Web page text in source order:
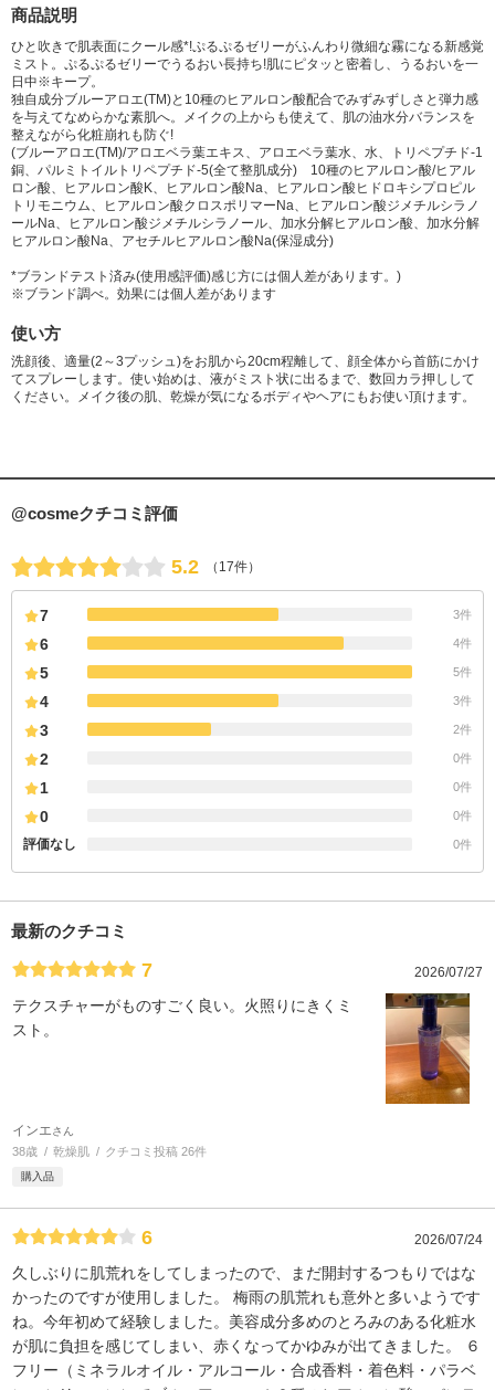
商品説明
ひと吹きで肌表面にクール感*!ぷるぷるゼリーがふんわり微細な霧になる新感覚
ミスト。ぷるぷるゼリーでうるおい長持ち!肌にピタッと密着し、うるおいを一
日中※キープ。
独自成分ブルーアロエ(TM)と10種のヒアルロン酸配合でみずみずしさと弾力感
を与えてなめらかな素肌へ。メイクの上からも使えて、肌の油水分バランスを
整えながら化粧崩れも防ぐ!
(ブルーアロエ(TM)/アロエベラ葉エキス、アロエベラ葉水、水、トリペプチド-1
銅、パルミトイルトリペプチド-5(全て整肌成分) 10種のヒアルロン酸/ヒアル
ロン酸、ヒアルロン酸K、ヒアルロン酸Na、ヒアルロン酸ヒドロキシプロピル
トリモニウム、ヒアルロン酸クロスポリマーNa、ヒアルロン酸ジメチルシラノ
ールNa、ヒアルロン酸ジメチルシラノール、加水分解ヒアルロン酸、加水分解
ヒアルロン酸Na、アセチルヒアルロン酸Na(保湿成分)
*ブランドテスト済み(使用感評価)感じ方には個人差があります。)
※ブランド調べ。効果には個人差があります
使い方
洗顔後、適量(2～3プッシュ)をお肌から20cm程離して、顔全体から首筋にかけ
てスプレーします。使い始めは、液がミスト状に出るまで、数回カラ押しして
ください。メイク後の肌、乾燥が気になるボディやヘアにもお使い頂けます。
@cosmeクチコミ評価
5.2 （17件）
7 3件
6 4件
5 5件
4 3件
3 2件
2 0件
1 0件
0 0件
評価なし 0件
最新のクチコミ
7 2026/07/27
テクスチャーがものすごく良い。火照りにきくミ
スト。
インエさん
38歳 乾燥肌 クチコミ投稿 26件
購入品
6 2026/07/24
久しぶりに肌荒れをしてしまったので、まだ開封するつもりではな
かったのですが使用しました。 梅雨の肌荒れも意外と多いようです
ね。今年初めて経験しました。美容成分多めのとろみのある化粧水
が肌に負担を感じてしまい、赤くなってかゆみが出てきました。 ６
フリー（ミネラルオイル・アルコール・合成香料・着色料・パラベ